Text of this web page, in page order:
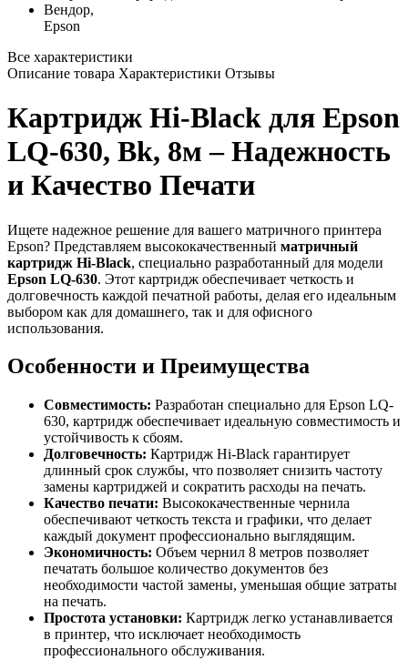
Вендор,
Epson
Все характеристики
Описание товара Характеристики Отзывы
Картридж Hi-Black для Epson
LQ-630, Bk, 8м – Надежность
и Качество Печати
Ищете надежное решение для вашего матричного принтера
Epson? Представляем высококачественный матричный
картридж Hi-Black, специально разработанный для модели
Epson LQ-630. Этот картридж обеспечивает четкость и
долговечность каждой печатной работы, делая его идеальным
выбором как для домашнего, так и для офисного
использования.
Особенности и Преимущества
Совместимость: Разработан специально для Epson LQ-
630, картридж обеспечивает идеальную совместимость и
устойчивость к сбоям.
Долговечность: Картридж Hi-Black гарантирует
длинный срок службы, что позволяет снизить частоту
замены картриджей и сократить расходы на печать.
Качество печати: Высококачественные чернила
обеспечивают четкость текста и графики, что делает
каждый документ профессионально выглядящим.
Экономичность: Объем чернил 8 метров позволяет
печатать большое количество документов без
необходимости частой замены, уменьшая общие затраты
на печать.
Простота установки: Картридж легко устанавливается
в принтер, что исключает необходимость
профессионального обслуживания.